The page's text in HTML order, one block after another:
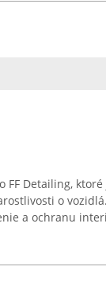
FF Detailing,
o
a ochranu